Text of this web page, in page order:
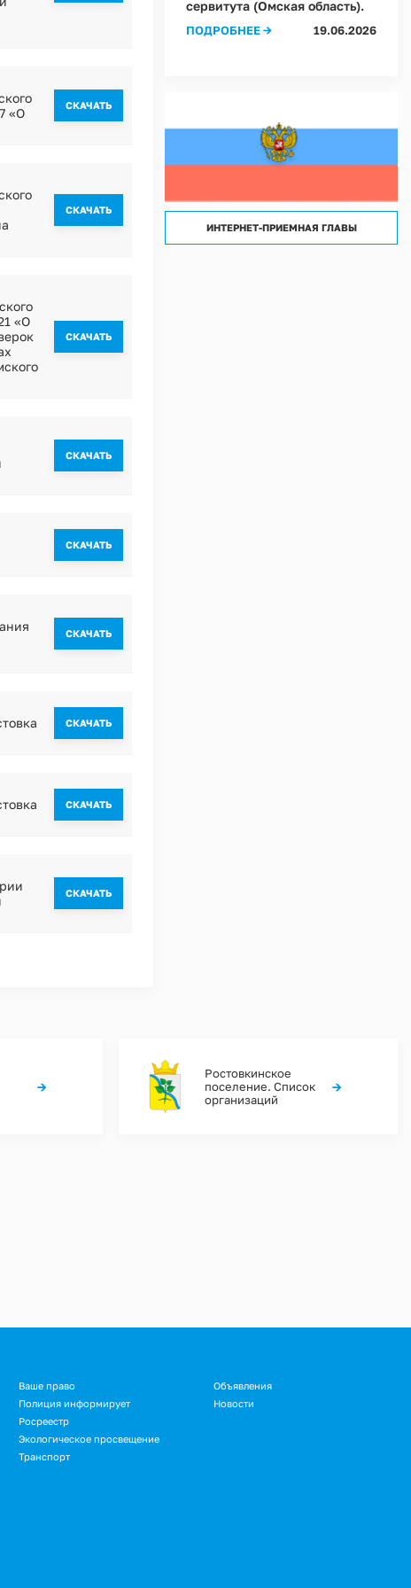
условий труда на рабочих местах в Администрации Ростовкинского
условий труда на рабочих местах в МКУ "Хозяйственное управление
«О
CКАЧАТЬ
CКАЧАТЬ
«О
CКАЧАТЬ
CКАЧАТЬ
CКАЧАТЬ
CКАЧАТЬ
CКАЧАТЬ
CКАЧАТЬ
CКАЧАТЬ
сервитута (Омская область).
ПОДРОБНЕЕ → 19.06.2026
ИНТЕРНЕТ-ПРИЕМНАЯ ГЛАВЫ
→
Ростовкинское
поселение. Список
организаций
→
Ваше право
Полиция информирует
Росреестр
Экологическое просвещение
Транспорт
Объявления
Новости